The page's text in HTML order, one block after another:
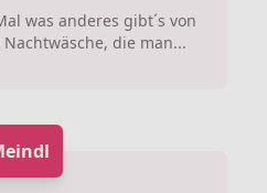
was anderes gibt´s von
die man...